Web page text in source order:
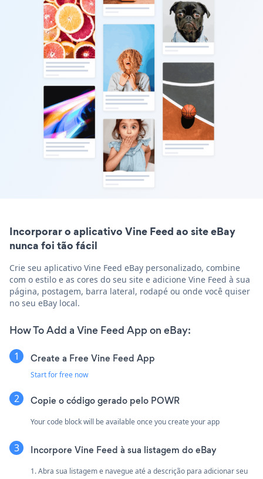
Incorporar o aplicativo Vine Feed ao site eBay
nunca foi tão fácil
Crie seu aplicativo Vine Feed eBay personalizado, combine
com o estilo e as cores do seu site e adicione Vine Feed à sua
página, postagem, barra lateral, rodapé ou onde você quiser
no seu eBay local.
How To Add a Vine Feed App on eBay:
Create a Free Vine Feed App
Start for free now
Copie o código gerado pelo POWR
Your code block will be available once you create your app
Incorpore Vine Feed à sua listagem do eBay
1. Abra sua listagem e navegue até a descrição para adicionar seu